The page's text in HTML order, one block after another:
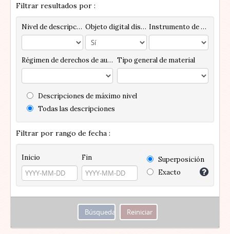
Filtrar resultados por :
Nivel de descripción Objeto digital disponibles Instrumento de descripción
Régimen de derechos de autor Tipo general de material
Descripciones de máximo nivel
Todas las descripciones
Filtrar por rango de fecha :
Inicio Fin
Superposición
Exacto